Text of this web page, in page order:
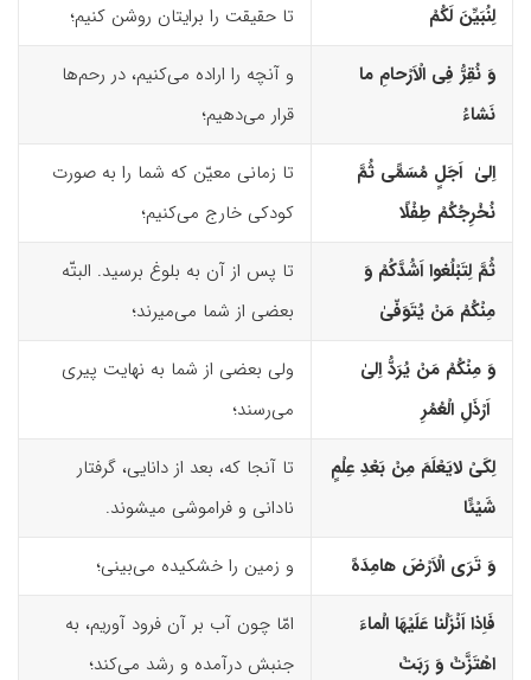
لِنُبَیِّنَ لَکُمْ تا حقیقت را برایتان روشن کنیم؛
وَ نُقِرُّ فِى الْاَرْحامِ ما
نَشاءُ
و آنچه را اراده می‌کنیم، در رحم‌ها
قرار می‌دهیم؛
اِلیٰ اَجَلٍ مُسَمًّى ثُمَّ
نُخْرِجُکُمْ طِفْلًا
تا زمانی معیّن که شما را به صورت
کودکی خارج می‌کنیم؛
ثُمَّ لِتَبْلُغوا اَشُدَّکُمْ وَ
مِنْکُمْ مَنْ یُتَوَفّیٰ
تا پس از آن به بلوغ برسید. البتّه
بعضی از شما می‌میرند؛
وَ مِنْکُمْ مَنْ یُرَدُّ اِلیٰ
اَرْذَلِ الْعُمُرِ
ولی بعضی از شما به نهایت پیری
می‌رسند؛
لِکَىْ لایَعْلَمَ مِنْ بَعْدِ عِلْمٍ
شَیْئًا
تا آنجا که، بعد از دانایی، گرفتار
نادانی و فراموشی می­شوند.
وَ تَرَى الْاَرْضَ هامِدَهً و زمین را خشکیده می‌بینی؛
فَاِذا اَنْزَلْنا عَلَیْهَا الْماءَ
اهْتَزَّتْ وَ رَبَتْ
امّا چون آب بر آن فرود آوریم، به
جنبش در‌آمده و رشد می‌کند؛